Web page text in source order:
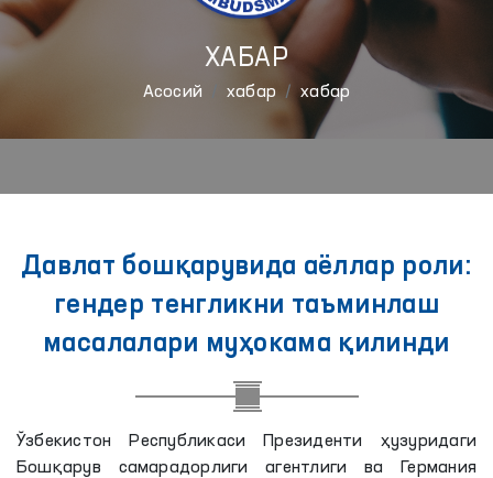
ХАБАР
Aсосий хабар хабар
Давлат бошқарувида аёллар роли:
гендер тенгликни таъминлаш
масалалари муҳокама қилинди
Ўзбекистон Республикаси Президенти ҳузуридаги
Бошқарув самарадорлиги агентлиги ва Германия